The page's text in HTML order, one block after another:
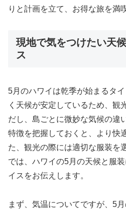
りと計画を立て、お得な旅を満
現地で気をつけたい天
ス
5月のハワイは乾季が始まるタ
く天候が安定しているため、観
だし、島ごとに微妙な気候の違
特徴を把握しておくと、より快
た、観光の際には適切な服装を
では、ハワイの5月の天候と服
イスをお伝えします。
まず、気温についてですが、5